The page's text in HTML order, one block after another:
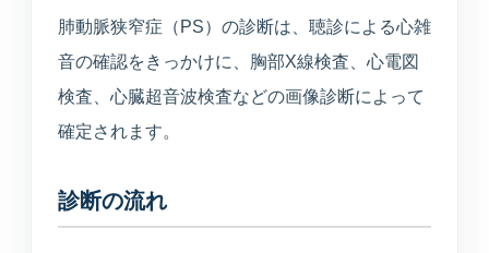
肺動脈狭窄症（PS）の診断は、聴診による心雑
音の確認をきっかけに、胸部X線検査、心電図
検査、心臓超音波検査などの画像診断によって
確定されます。
診断の流れ